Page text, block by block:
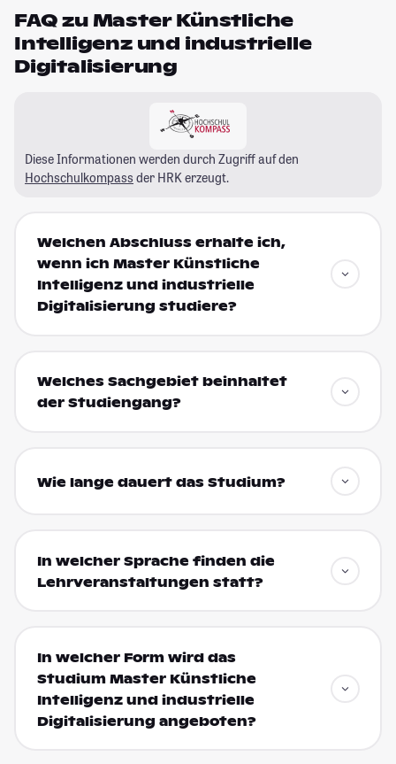
FAQ zu Master Künstliche
Intelligenz und industrielle
Digitalisierung
Diese Informationen werden durch Zugriff auf den
Hochschulkompass der HRK erzeugt.
Welchen Abschluss erhalte ich,
wenn ich Master Künstliche
Intelligenz und industrielle
Digitalisierung studiere?
Welches Sachgebiet beinhaltet
der Studiengang?
Wie lange dauert das Studium?
In welcher Sprache finden die
Lehrveranstaltungen statt?
In welcher Form wird das
Studium Master Künstliche
Intelligenz und industrielle
Digitalisierung angeboten?